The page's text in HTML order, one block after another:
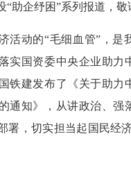
“助企纾困”系列报道，敬
活动的“毛细血管”，是
实国资委中央企业助力
铁建发布了《关于助力
通知》，从讲政治、强
署，切实担当起国民经